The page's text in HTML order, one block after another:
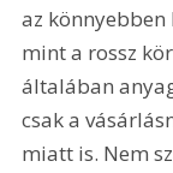
az
mint a rossz
általában
csak a
miatt is. Nem